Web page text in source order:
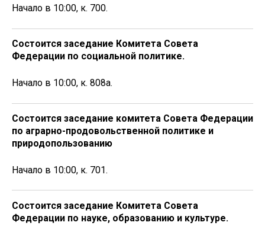
Начало в 10:00, к. 700.
Состоится заседание Комитета Совета
Федерации по социальной политике.
Начало в 10:00, к. 808а.
Состоится заседание комитета Совета Федерации
по аграрно-продовольственной политике и
природопользованию
Начало в 10:00, к. 701.
Состоится заседание Комитета Совета
Федерации по науке, образованию и культуре.